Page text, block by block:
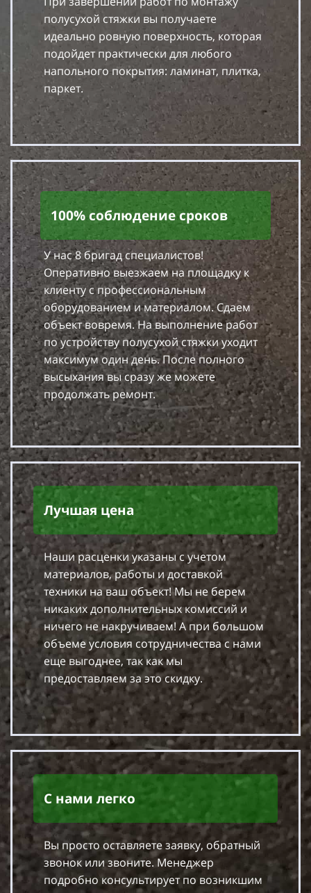
полусухой стяжки вы получаете
идеально ровную поверхность, которая
подойдет практически для любого
напольного покрытия: ламинат, плитка,
паркет.
100% соблюдение сроков
У нас 8 бригад специалистов!
Оперативно выезжаем на площадку к
клиенту с профессиональным
оборудованием и материалом. Сдаем
объект вовремя. На выполнение работ
по устройству полусухой стяжки уходит
максимум один день. После полного
высыхания вы сразу же можете
продолжать ремонт.
Лучшая цена
Наши расценки указаны с учетом
материалов, работы и доставкой
техники на ваш объект! Мы не берем
никаких дополнительных комиссий и
ничего не накручиваем! А при большом
объеме условия сотрудничества с нами
еще выгоднее, так как мы
предоставляем за это скидку.
С нами легко
Вы просто оставляете заявку, обратный
звонок или звоните. Менеджер
подробно консультирует по возникшим